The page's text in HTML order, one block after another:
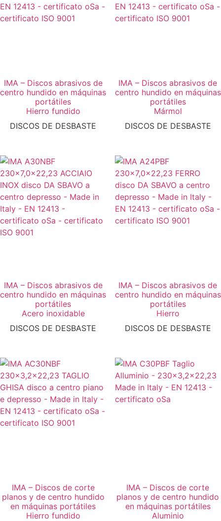
IMA – Discos abrasivos de
centro hundido en máquinas
portátiles
Hierro fundido
DISCOS DE DESBASTE
IMA – Discos abrasivos de
centro hundido en máquinas
portátiles
Mármol
DISCOS DE DESBASTE
IMA – Discos abrasivos de
centro hundido en máquinas
portátiles
Acero inoxidable
DISCOS DE DESBASTE
IMA – Discos abrasivos de
centro hundido en máquinas
portátiles
Hierro
DISCOS DE DESBASTE
IMA – Discos de corte
planos y de centro hundido
en máquinas portátiles
Hierro fundido
IMA – Discos de corte
planos y de centro hundido
en máquinas portátiles
Aluminio